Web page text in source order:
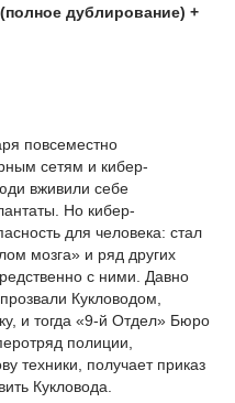
дублирование) +
повсеместно
сетям и кибер-
вживили себе
Но кибер-
для человека: стал
мозга» и ряд других
с ними. Давно
Кукловодом,
и тогда «9-й Отдел» Бюро
полиции,
техники, получает приказ
Кукловода.